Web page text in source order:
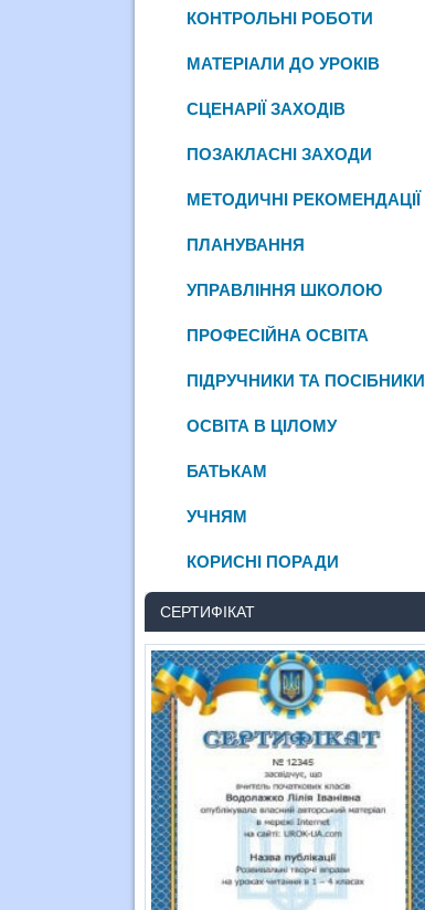
КОНТРОЛЬНІ РОБОТИ
МАТЕРІАЛИ ДО УРОКІВ
СЦЕНАРІЇ ЗАХОДІВ
ПОЗАКЛАСНІ ЗАХОДИ
МЕТОДИЧНІ РЕКОМЕНДАЦІЇ
ПЛАНУВАННЯ
УПРАВЛІННЯ ШКОЛОЮ
ПРОФЕСІЙНА ОСВІТА
ПІДРУЧНИКИ ТА ПОСІБНИКИ
ОСВІТА В ЦІЛОМУ
БАТЬКАМ
УЧНЯМ
КОРИСНІ ПОРАДИ
СЕРТИФІКАТ